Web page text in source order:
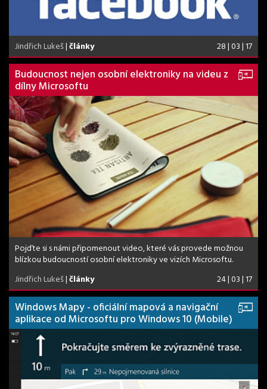
Jindřich Lukeš|články 28 | 03 | 17
Budoucnost nejen osobní elektroniky na videu z
dílny Microsoftu
Pojďte si s námi připomenout video, které vás provede možnou
blízkou budoucností osobní elektroniky ve vizích Microsoftu.
Jindřich Lukeš|články 24 | 03 | 17
Windows Mapy - oficiální mapová a navigační
aplikace od Microsoftu pro Windows 10 (Mobile)